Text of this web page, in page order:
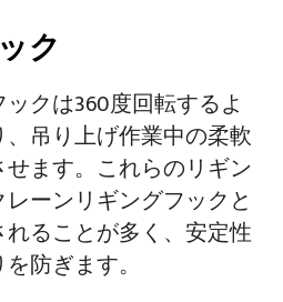
ク
クは360度回転するよ
吊り上げ作業中の柔軟
ます。これらのリギン
ーンリギングフックと
ることが多く、安定性
防ぎます。